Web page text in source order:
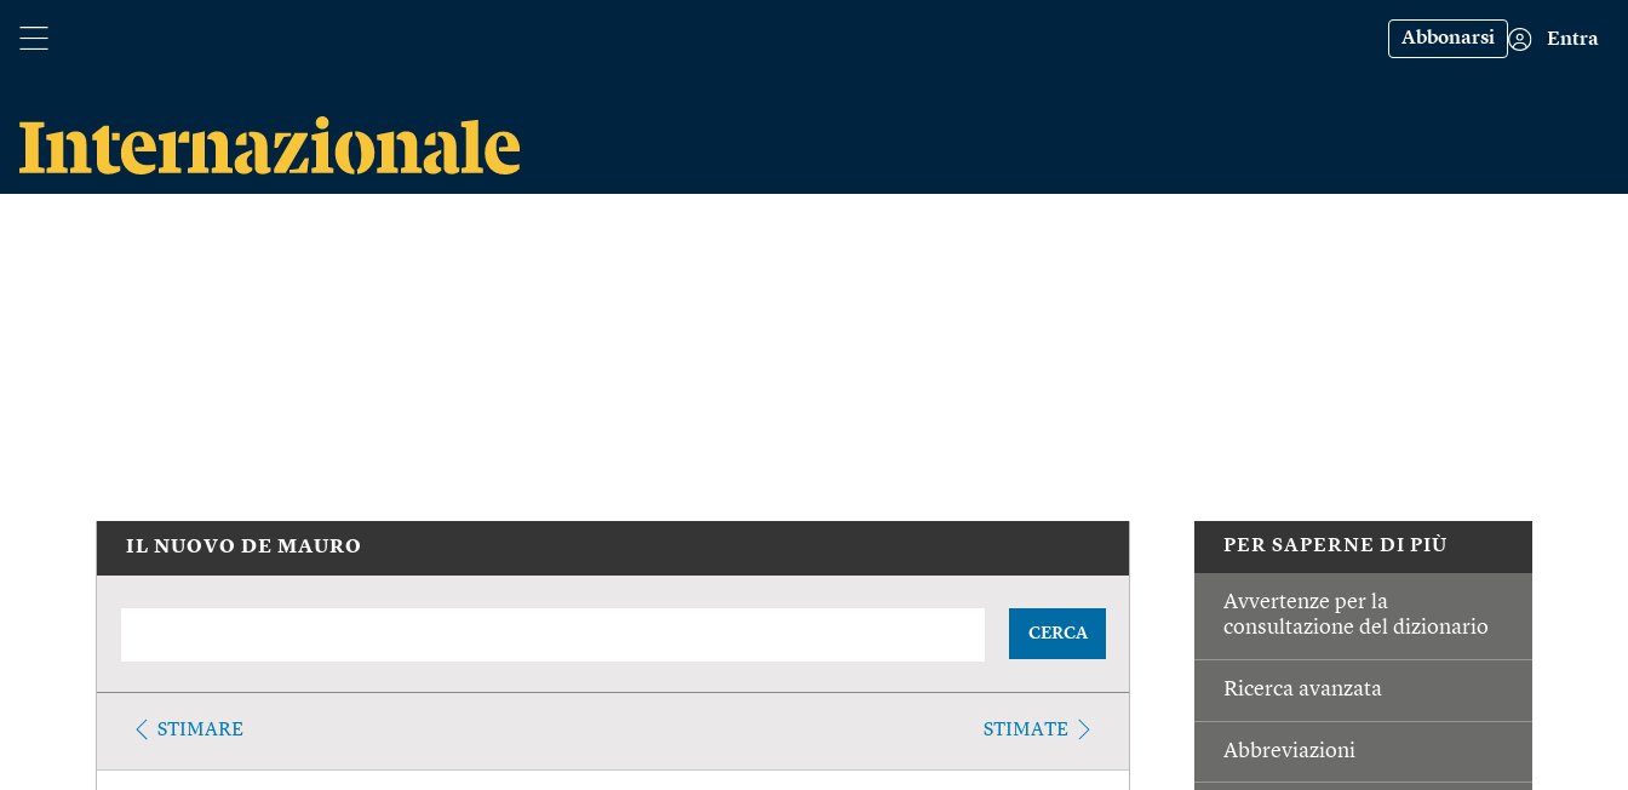
Abbonarsi Entra
PER SAPERNE DI PIÙ
Avvertenze per la
consultazione del dizionario
Ricerca avanzata
Abbreviazioni
IL NUOVO DE MAURO
CERCA
STIMARE STIMATE